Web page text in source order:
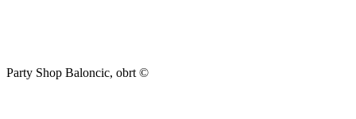
Party Shop Baloncic, obrt ©